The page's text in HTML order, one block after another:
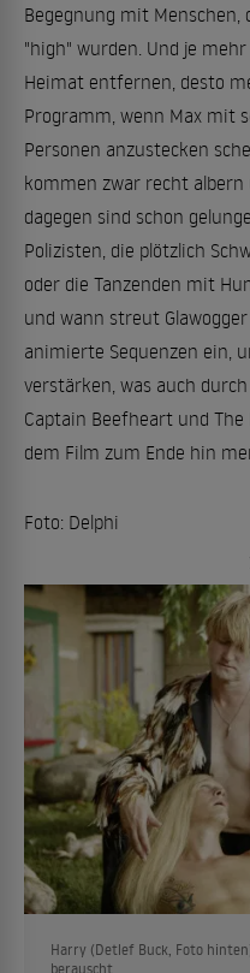
Begegnung mit
"high" wurden. Und je
Heimat entfernen, desto
Programm, wenn Max mit
Personen anzustecken
kommen zwar recht albern
dagegen sind schon
Polizisten, die plötzlich
oder die Tanzenden mit
und wann streut
animierte Sequenzen ein,
verstärken, was auch
Captain Beefheart und
dem Film zum Ende hin
Foto: Delphi
Harry (Detlef Buck, Foto
berauscht